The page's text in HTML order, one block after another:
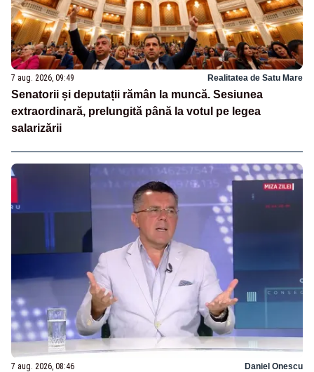
7 aug. 2026, 09:49 Realitatea de Satu Mare
Senatorii și deputații rămân la muncă. Sesiunea
extraordinară, prelungită până la votul pe legea
salarizării
7 aug. 2026, 08:46 Daniel Onescu